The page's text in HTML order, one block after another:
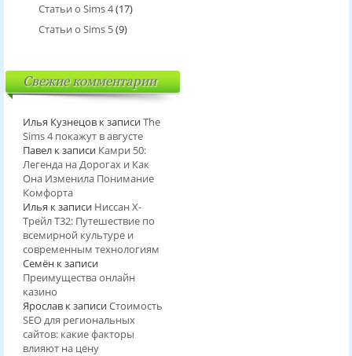
Статьи о Sims 4(17)
Статьи о Sims 5(9)
Свежие комментарии
Илья Кузнецовк записиThe
Sims 4 покажут в августе
Павелк записи Камри 50:
Легенда на Дорогах и Как
Она Изменила Понимание
Комфорта
Илья к записи Ниссан Х-
Трейл T32: Путешествие по
всемирной культуре и
современным технологиям
Семёнк записи
Преимущества онлайн
казино
Ярославк записиСтоимость
SEO для региональных
сайтов: какие факторы
влияют на цену